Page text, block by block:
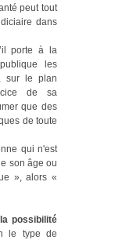
peut tout
dans
porte à la
les
sur le plan
de sa
que des
de toute
qui n'est
son âge ou
», alors «
possibilité
le type de